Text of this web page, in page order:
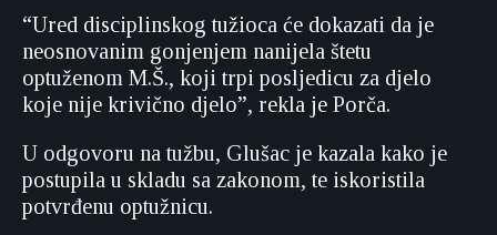
“Ured disciplinskog tužioca će dokazati da je
neosnovanim gonjenjem nanijela štetu
optuženom M.Š., koji trpi posljedicu za djelo
koje nije krivično djelo”, rekla je Porča.
U odgovoru na tužbu, Glušac je kazala kako je
postupila u skladu sa zakonom, te iskoristila
potvrđenu optužnicu.